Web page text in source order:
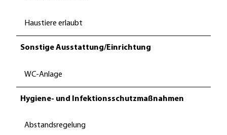
Haustiere erlaubt
Sonstige Ausstattung/Einrichtung
WC-Anlage
Hygiene- und Infektionsschutzmaßnahmen
Abstandsregelung